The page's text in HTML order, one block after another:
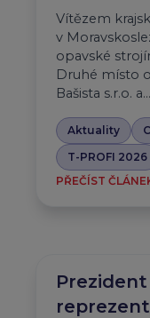
Vítězem
v
opavské
Druhé místo
Bašista s.r.o. a…
Aktuality
T-PROFI 2026
PŘEČÍST
Prezident